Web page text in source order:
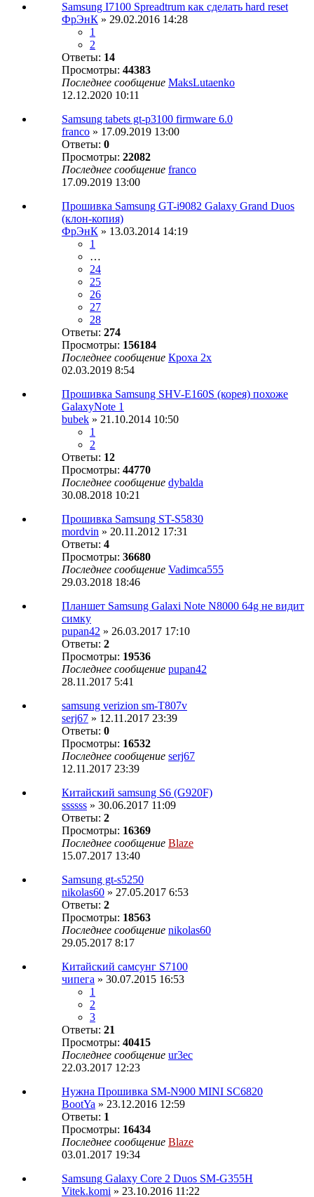
Samsung I7100 Spreadtrum как сделать hard reset
ФрЭнК » 29.02.2016 14:28
1
2
Ответы: 14
Просмотры: 44383
Последнее сообщение MaksLutaenko
12.12.2020 10:11
Samsung tabets gt-p3100 firmware 6.0
franco » 17.09.2019 13:00
Ответы: 0
Просмотры: 22082
Последнее сообщение franco
17.09.2019 13:00
Прошивка Samsung GT-i9082 Galaxy Grand Duos
(клон-копия)
ФрЭнК » 13.03.2014 14:19
1
…
24
25
26
27
28
Ответы: 274
Просмотры: 156184
Последнее сообщение Кроха 2х
02.03.2019 8:54
Прошивка Samsung SHV-E160S (корея) похоже
GalaxyNote 1
bubek » 21.10.2014 10:50
1
2
Ответы: 12
Просмотры: 44770
Последнее сообщение dybalda
30.08.2018 10:21
Прошивка Samsung ST-S5830
mordvin » 20.11.2012 17:31
Ответы: 4
Просмотры: 36680
Последнее сообщение Vadimca555
29.03.2018 18:46
Планшет Samsung Galaxi Note N8000 64g не видит
симку
pupan42 » 26.03.2017 17:10
Ответы: 2
Просмотры: 19536
Последнее сообщение pupan42
28.11.2017 5:41
samsung verizion sm-T807v
serj67 » 12.11.2017 23:39
Ответы: 0
Просмотры: 16532
Последнее сообщение serj67
12.11.2017 23:39
Китайский samsung S6 (G920F)
ssssss » 30.06.2017 11:09
Ответы: 2
Просмотры: 16369
Последнее сообщение Blaze
15.07.2017 13:40
Samsung gt-s5250
nikolas60 » 27.05.2017 6:53
Ответы: 2
Просмотры: 18563
Последнее сообщение nikolas60
29.05.2017 8:17
Китайский самсунг S7100
чипега » 30.07.2015 16:53
1
2
3
Ответы: 21
Просмотры: 40415
Последнее сообщение ur3ec
22.03.2017 12:23
Нужна Прошивка SM-N900 MINI SC6820
BootYa » 23.12.2016 12:59
Ответы: 1
Просмотры: 16434
Последнее сообщение Blaze
03.01.2017 19:34
Samsung Galaxy Core 2 Duos SM-G355H
Vitek.komi » 23.10.2016 11:22